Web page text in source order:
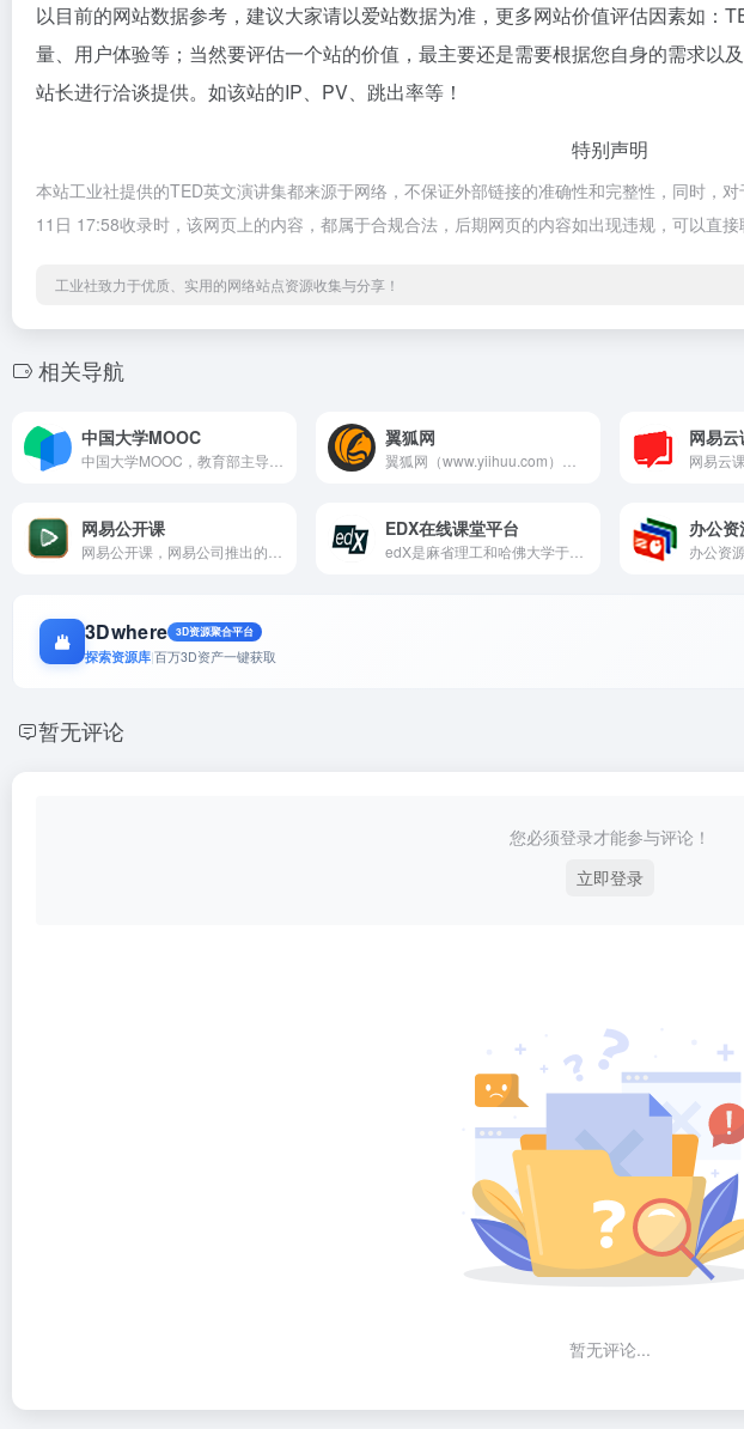
以目前的网站数据参考，建议大家请以爱站数据为准，更多网站价值评估因素如：
量、用户体验等；当然要评估一个站的价值，最主要还是需要根据您自身的需求以
站长进行洽谈提供。如该站的IP、PV、跳出率等！
特别声明
本站工业社提供的TED英文演讲集都来源于网络，不保证外部链接的准确性和完整性，同时，
11日 17:58收录时，该网页上的内容，都属于合规合法，后期网页的内容如出现违规，可以直
工业社致力于优质、实用的网络站点资源收集与分享！
相关导航
中国大学MOOC 翼狐网 网易云
网易公开课 EDX在线课堂平台
edX是麻省理工和哈佛大学于2012年4月联手创建的大规模开放在线课堂平台。它免费给大众提供大学教育水平的在线课堂
办公资
3Dwhere 3D资源聚合平台
探索资源库|百万3D资产一键获取
暂无评论
您必须登录才能参与评论！
立即登录
暂无评论...